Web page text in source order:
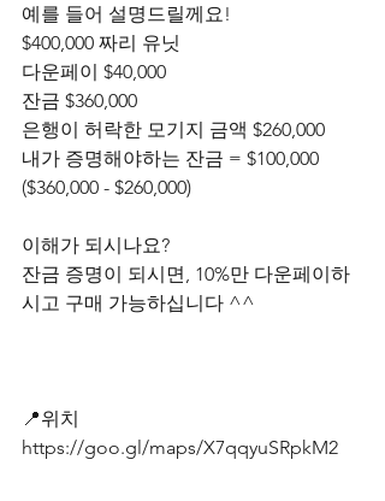
예를 들어 설명드릴께요!
$400,000 짜리 유닛
다운페이 $40,000
잔금 $360,000
은행이 허락한 모기지 금액 $260,000
내가 증명해야하는 잔금 = $100,000
($360,000 - $260,000)
이해가 되시나요?
잔금 증명이 되시면, 10%만 다운페이하
시고 구매 가능하십니다 ^^
📍위치
https://goo.gl/maps/X7qqyuSRpkM2